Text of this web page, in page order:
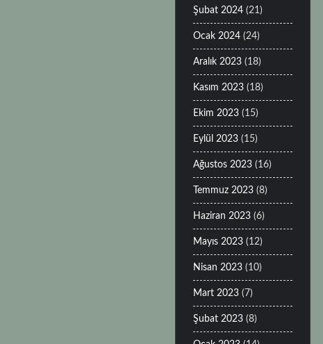
Şubat 2024 (21)
Ocak 2024 (24)
Aralık 2023 (18)
Kasım 2023 (18)
Ekim 2023 (15)
Eylül 2023 (15)
Ağustos 2023 (16)
Temmuz 2023 (8)
Haziran 2023 (6)
Mayıs 2023 (12)
Nisan 2023 (10)
Mart 2023 (7)
Şubat 2023 (8)